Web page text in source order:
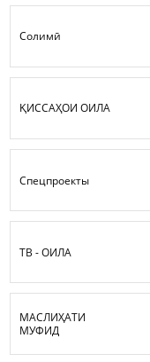
Солимӣ
ҚИССАҲОИ ОИЛА
Спецпроекты
ТВ - ОИЛА
МАСЛИҲАТИ
МУФИД